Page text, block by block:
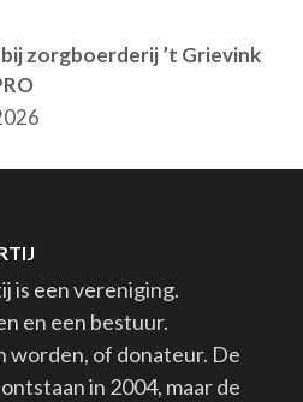
bij zorgboerderij ’t Grievink
is een vereniging.
en een bestuur.
worden, of donateur. De
in 2004, maar de